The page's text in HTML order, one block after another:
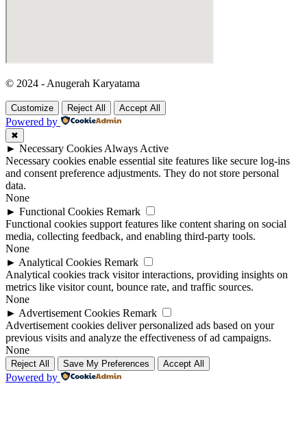
© 2024 - Anugerah Karyatama
Customize Reject All Accept All
Powered by
✖
► Necessary CookiesAlways Active
Necessary cookies enable essential site features like secure log-ins
and consent preference adjustments. They do not store personal
data.
None
► Functional Cookies Remark
Functional cookies support features like content sharing on social
media, collecting feedback, and enabling third-party tools.
None
► Analytical Cookies Remark
Analytical cookies track visitor interactions, providing insights on
metrics like visitor count, bounce rate, and traffic sources.
None
► Advertisement Cookies Remark
Advertisement cookies deliver personalized ads based on your
previous visits and analyze the effectiveness of ad campaigns.
None
Reject All Save My Preferences Accept All
Powered by